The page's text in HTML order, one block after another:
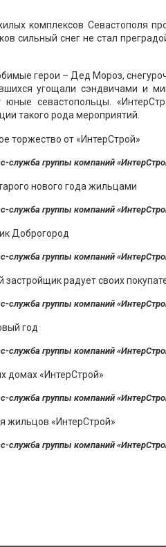
комплексов Севастополя
сильный снег не стал
герои – Дед Мороз,
угощали сэндвичами и
севастопольцы.
такого рода мероприятий.
служба группы компаний
служба группы компаний
служба группы компаний
служба группы компаний
служба группы компаний
служба группы компаний
служба группы компаний